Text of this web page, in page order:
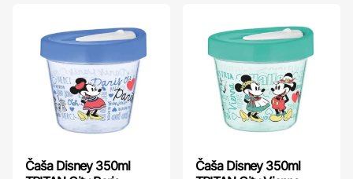
Čaša Disney 350ml
Čaša Disney 350ml